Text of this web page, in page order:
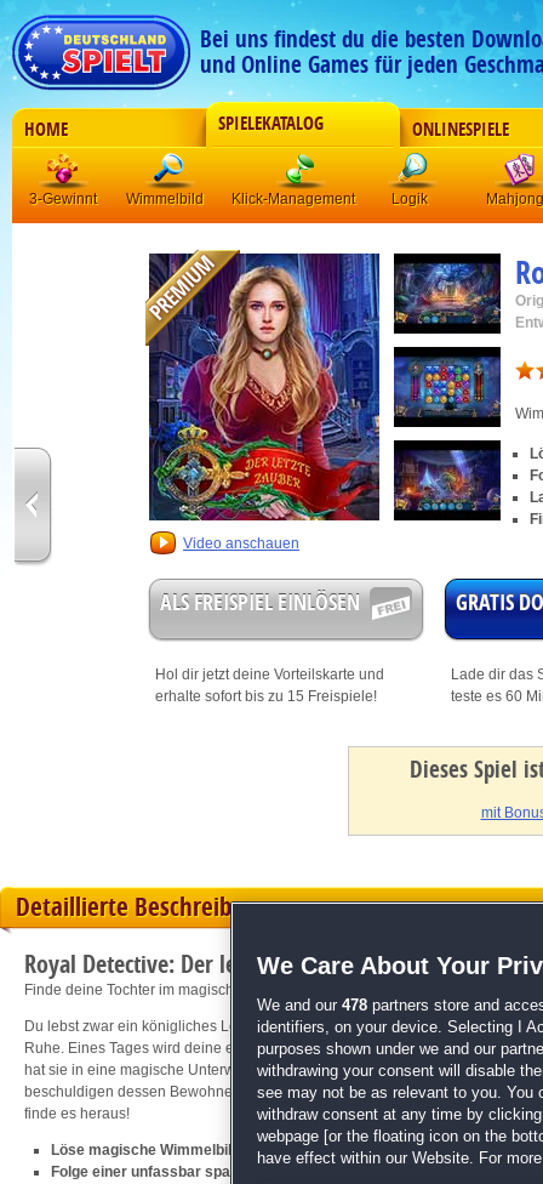
Bei uns findest du die besten
und Online Games für jeden
HOME SPIELEKATALOG ONLINESPIELE
3-Gewinnt Wimmelbild Klick-Management Logik Mahjong
Video anschauen
ALS FREISPIEL EINLÖSEN
Hol dir jetzt deine Vorteilskarte und
erhalte sofort bis zu 15 Freispiele!
GRATIS
Lade dir das
teste es 60
Dieses Spiel
mit
Detaillierte Beschreibung
Royal Detective: Der letzte Zauber
Finde deine Tochter im magischen Reich der Unterwelt!
Du lebst zwar ein königliches Leben als Prinzessin, doch deine
Ruhe. Eines Tages wird deine eigene Tochter, Aurora, plötzlich vom
hat sie in eine magische Unterwelt entführt. Doch warum? Wieso hast du von
beschuldigen dessen Bewohner dich der Zerstörung ihrer Häuser? Ermittle
finde es heraus!
Löse magische Wimmelbilder und Minispiele
Folge einer unfassbar spannenden Geschichte
We Care About Your
We and our 478 partners store and
identifiers, on your device. Selecting I
purposes shown under we and our
withdrawing your consent will disable
see may not be as relevant to you. You
withdraw consent at any time by
webpage [or the floating icon on the
have effect within our Website. For